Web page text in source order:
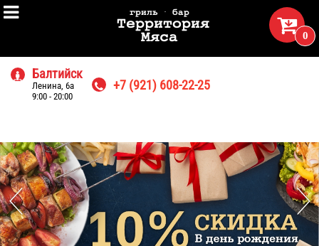
гриль · бар
Территория
Мяса
 0
 Балтийск
Ленина, 6а
9:00 - 20:00
 +7 (921) 608-22-25
